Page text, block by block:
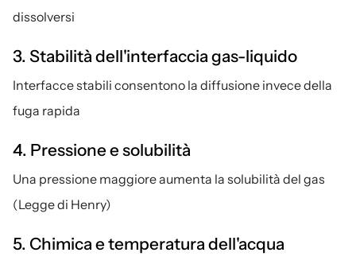
dissolversi
3. Stabilità dell'interfaccia gas-liquido
Interfacce stabili consentono la diffusione invece della
fuga rapida
4. Pressione e solubilità
Una pressione maggiore aumenta la solubilità del gas
(Legge di Henry)
5. Chimica e temperatura dell'acqua